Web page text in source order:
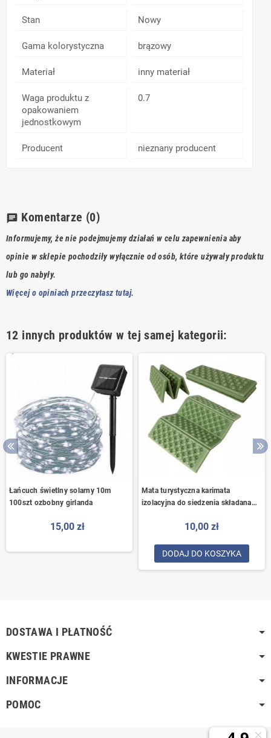
Stan Nowy
Gama kolorystyczna brązowy
Materiał inny materiał
Waga produktu z
opakowaniem
jednostkowym
0.7
Producent nieznany producent
chat Komentarze (0)
Informujemy, że nie podejmujemy działań w celu zapewnienia aby
opinie w sklepie pochodziły wyłącznie od osób, które używały produktu
lub go nabyły.
Więcej o opiniach przeczytasz tutaj.
12 innych produktów w tej samej kategorii:
Łańcuch świetlny solarny 10m
100szt ozbobny girlanda
15,00 zł
Mata turystyczna karimata
izolacyjna do siedzenia składana
10,00 zł
DODAJ DO KOSZYKA
DOSTAWA I PŁATNOŚĆ
KWESTIE PRAWNE
INFORMACJE
POMOC